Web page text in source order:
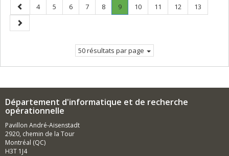
Page
précédente
Page
4 Page
5 Page
6 Page
7 Page
8 Page
9.
Page
Page
10 Page
11 Page
12 Page
13
Page
suivante
50 résultats par page
Département d'informatique et de recherche
opérationnelle
Pavillon André-Aisenstadt
2920, chemin de la Tour
Montréal (QC)
H3T 1J4